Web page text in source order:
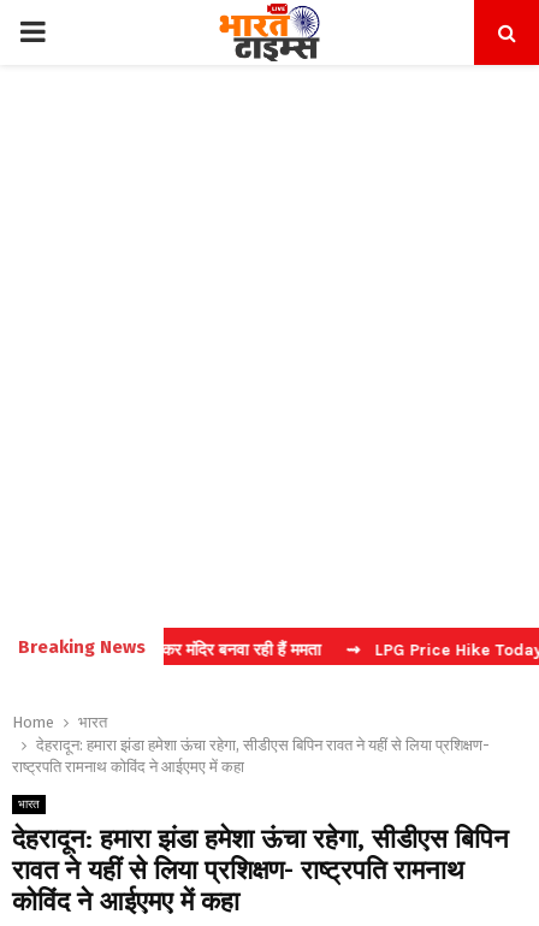
PRIMARY
Breaking News
का वोट लेकर मंदिर बनवा रही हैं ममता ⇝ LPG Price Hike Today: सिलेंडर
Home
भारत
देहरादून: हमारा झंडा हमेशा ऊंचा रहेगा, सीडीएस बिपिन रावत ने यहीं से लिया प्रशिक्षण-
राष्ट्रपति रामनाथ कोविंद ने आईएमए में कहा
भारत
देहरादून: हमारा झंडा हमेशा ऊंचा रहेगा, सीडीएस बिपिन
रावत ने यहीं से लिया प्रशिक्षण- राष्ट्रपति रामनाथ
कोविंद ने आईएमए में कहा